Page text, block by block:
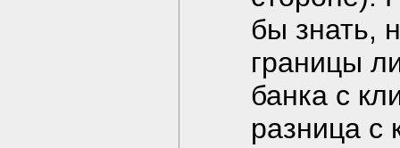
бы знать,
границы
банка с
разница с